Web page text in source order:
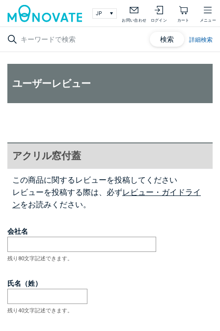
お問い合わせ ログイン カート メニュー
検索 詳細検索
ユーザーレビュー
アクリル窓付蓋
この商品に関するレビューを投稿してください
レビューを投稿する際は、必ずレビュー・ガイドライ
ンをお読みください。
会社名
残り80文字記述できます。
氏名（姓）
残り40文字記述できます。